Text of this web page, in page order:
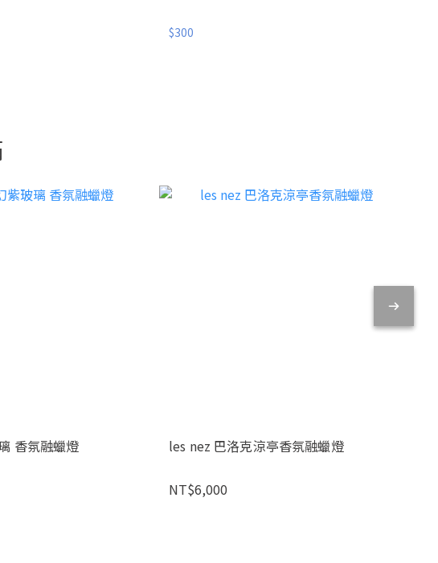
$300
香氛融蠟燈 les nez 巴洛克涼亭香氛融蠟燈
NT$6,000